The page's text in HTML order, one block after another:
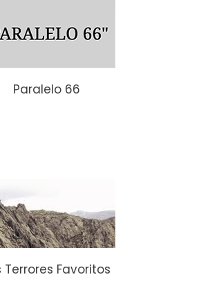
Paralelo 66
Terrores Favoritos